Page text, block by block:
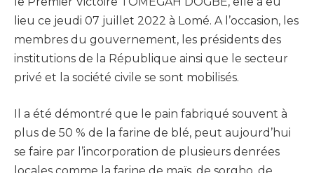
lieu ce jeudi 07 juillet 2022 à Lomé. A l’occasion, les
membres du gouvernement, les présidents des
institutions de la République ainsi que le secteur
privé et la société civile se sont mobilisés.
Il a été démontré que le pain fabriqué souvent à
plus de 50 % de la farine de blé, peut aujourd’hui
se faire par l’incorporation de plusieurs denrées